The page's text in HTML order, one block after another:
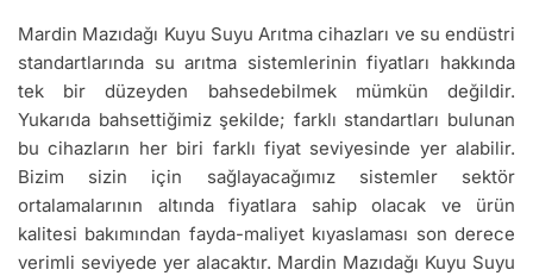
Mardin Mazıdağı Kuyu Suyu Arıtma cihazları ve su endüstri
standartlarında su arıtma sistemlerinin fiyatları hakkında
tek bir düzeyden bahsedebilmek mümkün değildir.
Yukarıda bahsettiğimiz şekilde; farklı standartları bulunan
bu cihazların her biri farklı fiyat seviyesinde yer alabilir.
Bizim sizin için sağlayacağımız sistemler sektör
ortalamalarının altında fiyatlara sahip olacak ve ürün
kalitesi bakımından fayda-maliyet kıyaslaması son derece
verimli seviyede yer alacaktır. Mardin Mazıdağı Kuyu Suyu